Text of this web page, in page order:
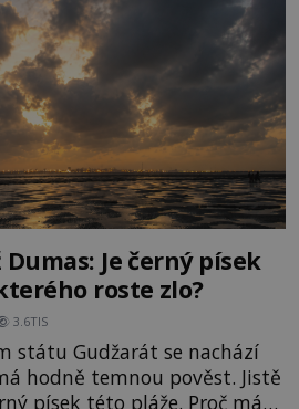
Je černý písek
roste zlo?
3.6TIS
státu Gudžarát se nachází
hodně temnou pověst. Jistě
písek této pláže. Proč má